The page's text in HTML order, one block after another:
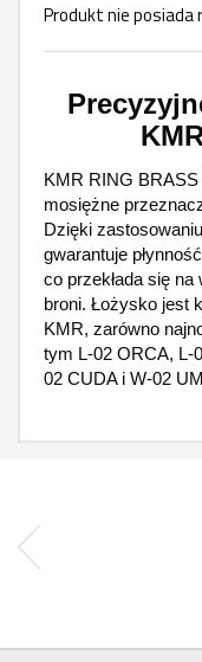
Produkt nie posiada
KMR RING
mosiężne
Dzięki
gwarantuje
co przekłada się
broni. Łożysko jest
KMR, zarówno
tym L-02 ORCA, L-
02 CUDA i W-02